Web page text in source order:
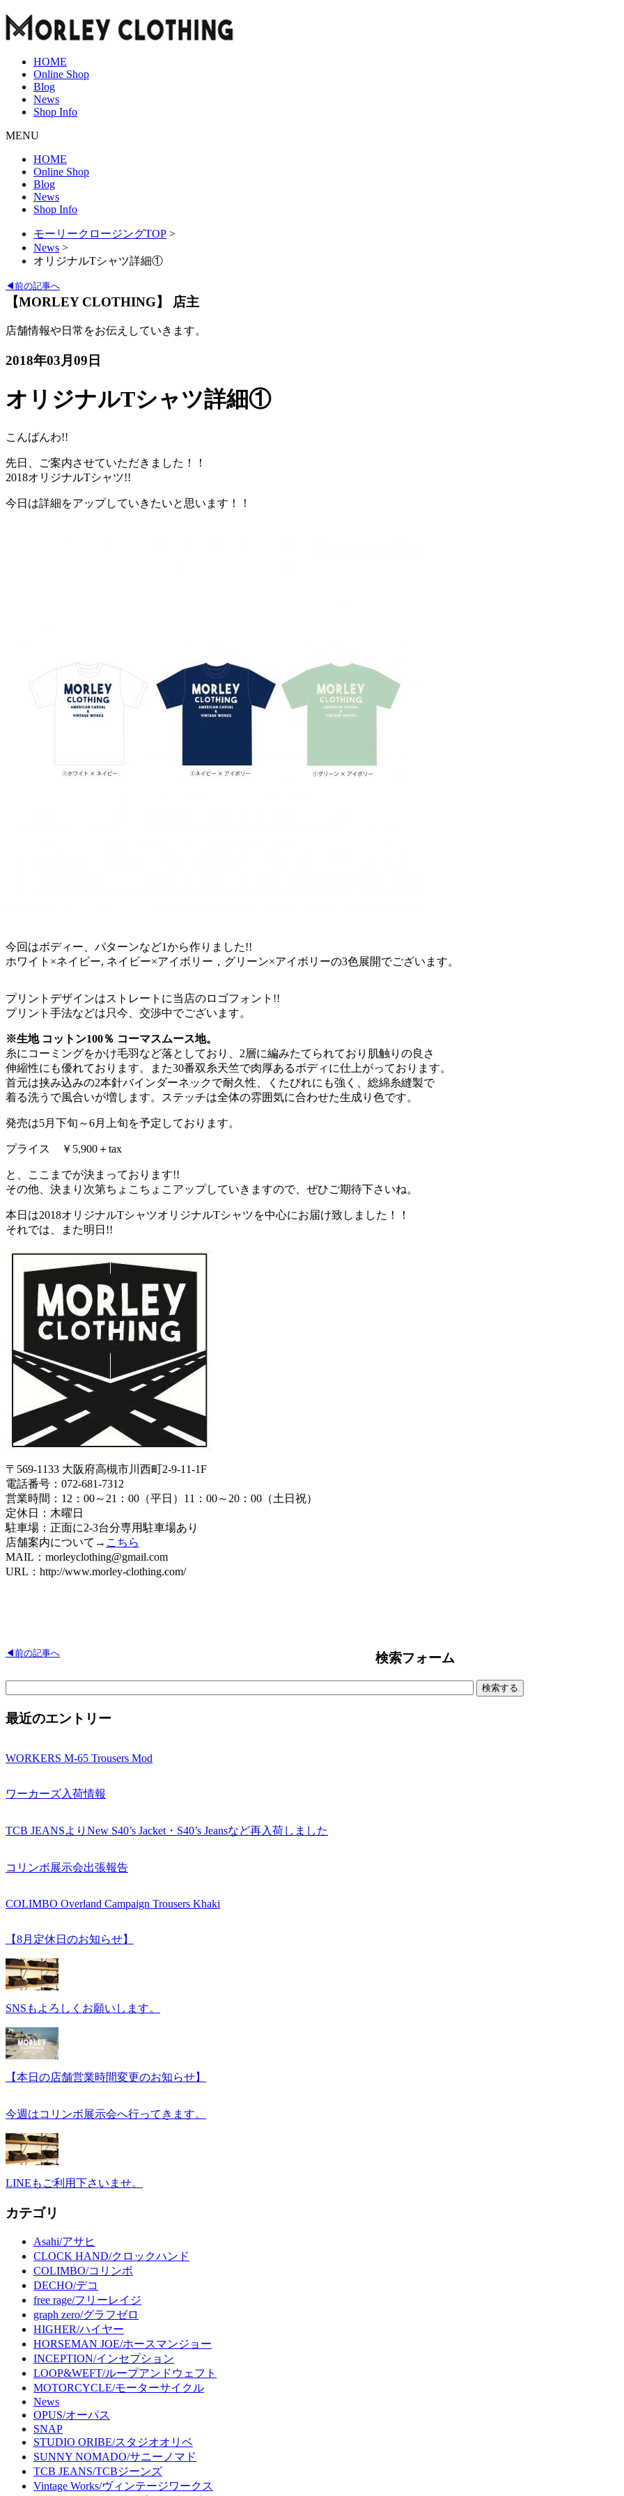
HOME
Online Shop
Blog
News
Shop Info
MENU
HOME
Online Shop
Blog
News
Shop Info
モーリークロージングTOP >
News >
オリジナルTシャツ詳細①
◀前の記事へ
【MORLEY CLOTHING】 店主
店舗情報や日常をお伝えしていきます。
2018年03月09日
オリジナルTシャツ詳細①
こんばんわ!!
先日、ご案内させていただきました！！
2018オリジナルTシャツ!!
今日は詳細をアップしていきたいと思います！！
今回はボディー、パターンなど1から作りました!!
ホワイト×ネイビー, ネイビー×アイボリー，グリーン×アイボリーの3色展開でございます。
プリントデザインはストレートに当店のロゴフォント!!
プリント手法などは只今、交渉中でございます。
※生地 コットン100％ コーマスムース地。
糸にコーミングをかけ毛羽など落としており、2層に編みたてられており肌触りの良さ
伸縮性にも優れております。また30番双糸天竺で肉厚あるボディに仕上がっております。
首元は挟み込みの2本針バインダーネックで耐久性、くたびれにも強く、総綿糸縫製で
着る洗うで風合いが増します。ステッチは全体の雰囲気に合わせた生成り色です。
発売は5月下旬～6月上旬を予定しております。
プライス ￥5,900＋tax
と、ここまでが決まっております!!
その他、決まり次第ちょこちょこアップしていきますので、ぜひご期待下さいね。
本日は2018オリジナルTシャツオリジナルTシャツを中心にお届け致しました！！
それでは、また明日!!
〒569-1133 大阪府高槻市川西町2-9-11-1F
電話番号：072-681-7312
営業時間：12：00～21：00（平日）11：00～20：00（土日祝）
定休日：木曜日
駐車場：正面に2-3台分専用駐車場あり
店舗案内について→ こちら
MAIL：morleyclothing@gmail.com
URL：http://www.morley-clothing.com/
◀前の記事へ 検索フォーム
最近のエントリー
WORKERS M-65 Trousers Mod
ワーカーズ入荷情報
TCB JEANSよりNew S40’s Jacket・S40’s Jeansなど再入荷しました
コリンボ展示会出張報告
COLIMBO Overland Campaign Trousers Khaki
【8月定休日のお知らせ】
SNSもよろしくお願いします。
【本日の店舗営業時間変更のお知らせ】
今週はコリンボ展示会へ行ってきます。
LINEもご利用下さいませ。
カテゴリ
Asahi/アサヒ
CLOCK HAND/クロックハンド
COLIMBO/コリンボ
DECHO/デコ
free rage/フリーレイジ
graph zero/グラフゼロ
HIGHER/ハイヤー
HORSEMAN JOE/ホースマンジョー
INCEPTION/インセプション
LOOP&WEFT/ループアンドウェフト
MOTORCYCLE/モーターサイクル
News
OPUS/オーパス
SNAP
STUDIO ORIBE/スタジオオリベ
SUNNY NOMADO/サニーノマド
TCB JEANS/TCBジーンズ
Vintage Works/ヴィンテージワークス